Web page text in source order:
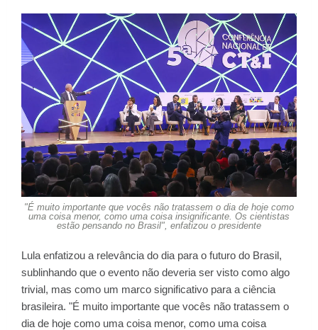
"É muito importante que vocês não tratassem o dia de hoje como
uma coisa menor, como uma coisa insignificante. Os cientistas
estão pensando no Brasil", enfatizou o presidente
Lula enfatizou a relevância do dia para o futuro do Brasil,
sublinhando que o evento não deveria ser visto como algo
trivial, mas como um marco significativo para a ciência
brasileira. "É muito importante que vocês não tratassem o
dia de hoje como uma coisa menor, como uma coisa